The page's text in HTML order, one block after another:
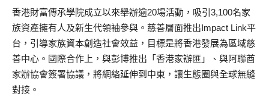
香港財富傳承學院成立以來舉辦逾20場活動，吸引3,100名家
族資產擁有人及新生代領袖參與。慈善層面推出Impact Link平
台，引導家族資本創造社會效益，目標是將香港發展為區域慈
善中心。國際合作上，與彭博推出「香港家辦匯」、與阿聯酋
家辦協會簽署協議，將網絡延伸到中東，讓生態圈與全球無縫
對接。